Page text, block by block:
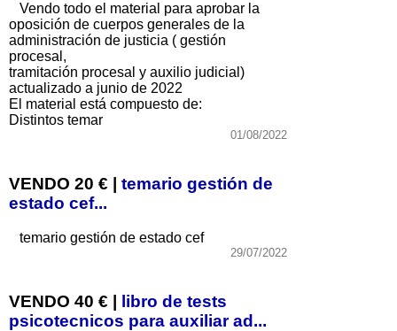
Vendo todo el material para aprobar la
oposición de cuerpos generales de la
administración de justicia ( gestión
procesal,
tramitación procesal y auxilio judicial)
actualizado a junio de 2022
El material está compuesto de:
Distintos temar
01/08/2022
VENDO 20 € | temario gestión de
estado cef...
temario gestión de estado cef
29/07/2022
VENDO 40 € | libro de tests
psicotecnicos para auxiliar ad...